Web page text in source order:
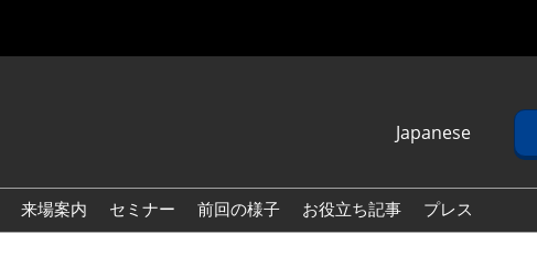
Japanese
English
Korean (Naver
来場案内 セミナー 前回の様子 お役立ち記事 プレス